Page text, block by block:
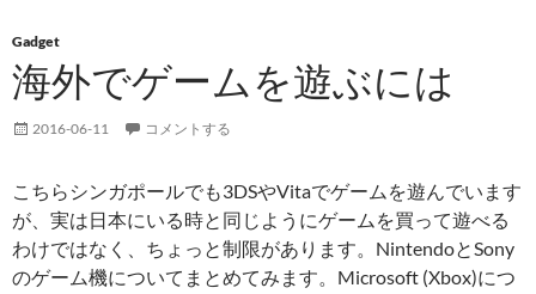
Gadget
海外でゲームを遊ぶには
2016-06-11 コメントする
こちらシンガポールでも3DSやVitaでゲームを遊んでいます
が、実は日本にいる時と同じようにゲームを買って遊べる
わけではなく、ちょっと制限があります。NintendoとSony
のゲーム機についてまとめてみます。Microsoft (Xbox)につ